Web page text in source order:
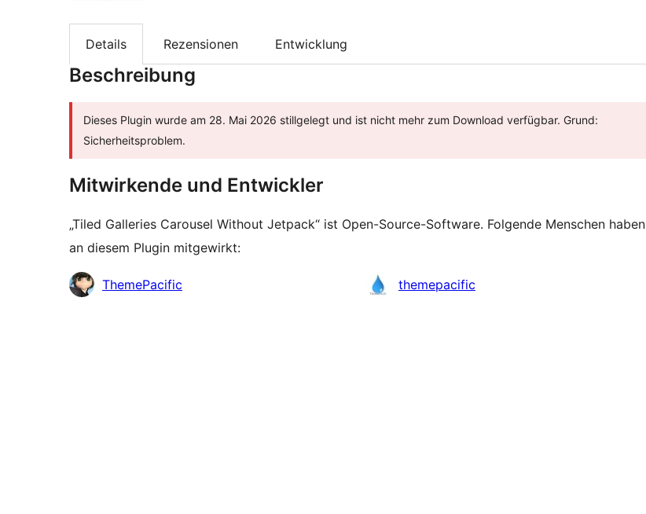
Details Rezensionen Entwicklung
Beschreibung
Dieses Plugin wurde am 28. Mai 2026 stillgelegt und ist nicht mehr zum Download verfügbar. Grund:
Sicherheitsproblem.
Mitwirkende und Entwickler
„Tiled Galleries Carousel Without Jetpack“ ist Open-Source-Software. Folgende Menschen haben
an diesem Plugin mitgewirkt:
Mitwirkende
ThemePacific themepacific